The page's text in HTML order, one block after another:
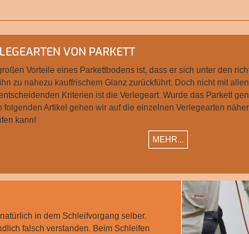
VON PARKETT
Vorteile eines Parkettbodens ist, dass er sich unter den
zu nahezu kauffrischem Glanz zurückführt. Doch nicht mit
Kriterien ist die Verlegeart. Wurde das Parkett
folgenden Artikel gehen wir auf die einzelnen Verlegearten
kann!
MEHR...
in dem Schleifvorgang selber.
falsch verstanden. Beim Schleifen